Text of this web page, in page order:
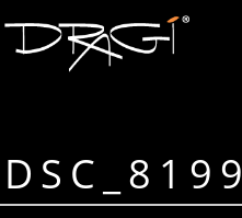
DSC_8199